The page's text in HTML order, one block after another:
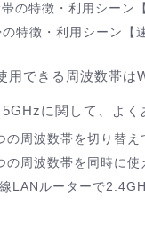
の特徴・利用シーン
特徴・利用シーン【
用できる周波数帯
に関して、よく
の周波数帯を切り替え
の周波数帯を同時に使
LANルーターで